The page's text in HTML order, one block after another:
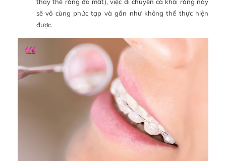
sẽ vô cùng phức tạp và gần như không thể thực hiện
được.